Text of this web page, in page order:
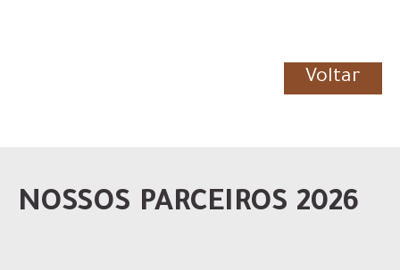
Voltar
NOSSOS PARCEIROS 2026